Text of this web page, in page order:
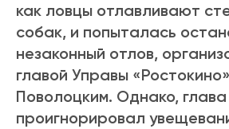
как ловцы отлавливают
собак, и попыталась
незаконный отлов,
главой Управы
Поволоцким. Однако,
проигнорировал